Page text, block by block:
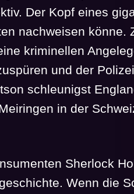
Der Kopf eines
nachweisen
kriminellen
und der
schleunigst
in der
Sherlock
Wenn die